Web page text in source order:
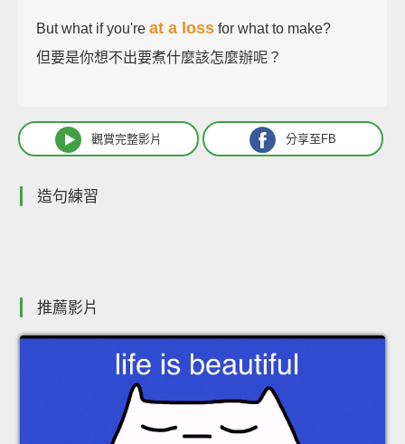
But what if you're at a loss for what to make?
但要是你想不出要煮什麼該怎麼辦呢？
觀賞完整影片 分享至FB
造句練習
推薦影片